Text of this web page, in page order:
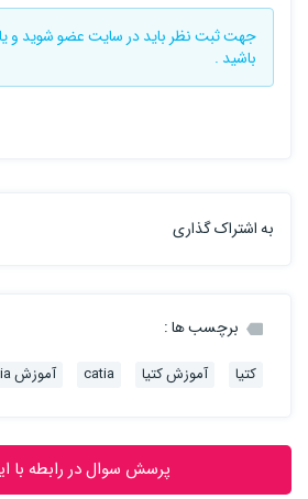
جهت ثبت نظر باید در سایتعضو شوید و یا
باشید .
به اشتراک گذاری
برچسب ها :
کتیا آموزش کتیا catia آموزش catia
پرسش سوال در رابطه با